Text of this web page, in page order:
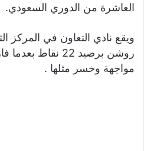
العاشرة من الدوري السعودي.
ويقع نادي التعاون في المركز
مواجهة وخسر مثلها .